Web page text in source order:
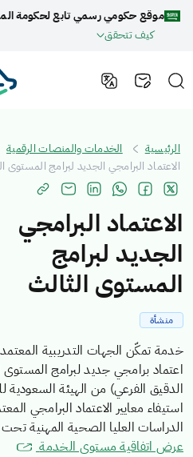
موقع حكومي رسمي تابع لحكومة
كيف تتحقق
الرئيسية الخدمات والمنصات الرقمية
الاعتماد البرامجي الجديد لبرامج المستوى
الاعتماد البرامجي
الجديد لبرامج
المستوى الثالث
منشأة
خدمة تمكّن الجهات التدريبية
اعتماد برامجي جديد لبرامج
الدقيق الفرعي) من الهيئة
استيفاء معايير الاعتماد البرامجي
الدراسات العليا الصحية المهنية
عرض اتفاقية مستوى الخدمة